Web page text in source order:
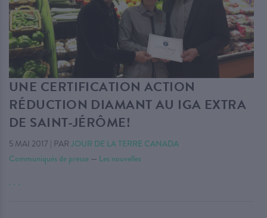
UNE CERTIFICATION ACTION
RÉDUCTION DIAMANT AU IGA EXTRA
DE SAINT-JÉRÔME!
5 MAI 2017 | PAR JOUR DE LA TERRE CANADA
Communiqués de presse — Les nouvelles
. . .